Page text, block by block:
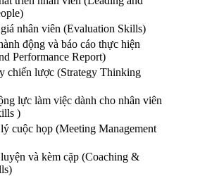
nhân viên (Evaluation Skills)
động và báo cáo thực hiện
Performance Report)
chiến lược (Strategy Thinking
lực làm việc dành cho nhân viên
)
cuộc họp (Meeting Management
và kèm cặp (Coaching &